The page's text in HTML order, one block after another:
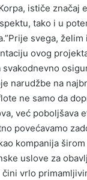
ističe značaj
tako i u
svega, želim
ovog
narudžbe na
ne samo da
već poboljšava
povećavamo
kompanija
uslove za
vrlo